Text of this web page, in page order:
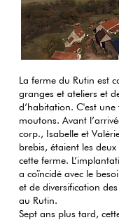
La ferme du Rutin est
granges et ateliers et
d’habitation. C'est une
moutons. Avant
corp., Isabelle et
brebis, étaient les
cette ferme.
a coïncidé avec le
et de diversification
au Rutin.
Sept ans plus tard,